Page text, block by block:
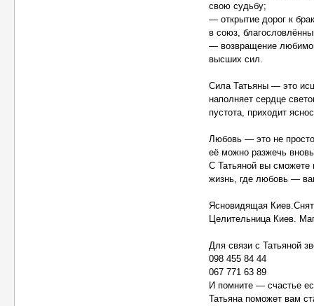
свою судьбу;
— открытие дорог к
в союз,
— возвращение
высших сил.
Сила Татьяны — это
наполняет сердце
пустота, приходит
Любовь — это не
её можно разжечь
С Татьяной вы сможете
жизнь, где любовь —
Ясновидящая
Целительница Киев.
Для связи с Татьяной
098 455 84 44
067 771 63 89
И помните — счастье
Татьяна поможет вам